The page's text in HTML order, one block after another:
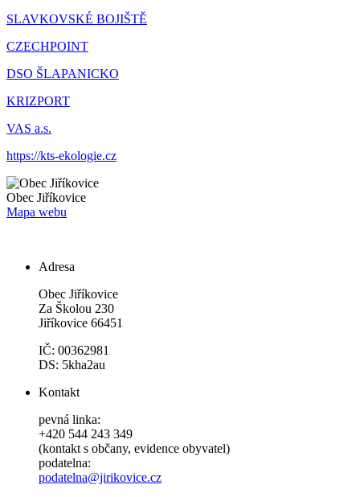
SLAVKOVSKÉ BOJIŠTĚ
CZECHPOINT
DSO ŠLAPANICKO
KRIZPORT
VAS a.s.
https://kts-ekologie.cz
Obec Jiříkovice
Mapa webu
Adresa
Obec Jiříkovice
Za Školou 230
Jiříkovice 66451
IČ: 00362981
DS: 5kha2au
Kontakt
pevná linka:
+420 544 243 349
(kontakt s občany, evidence obyvatel)
podatelna:
podatelna@jirikovice.cz